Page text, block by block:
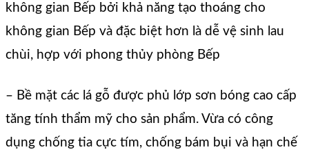
không gian Bếp bởi khả năng tạo thoáng cho
không gian Bếp và đặc biệt hơn là dễ vệ sinh lau
chùi, hợp với phong thủy phòng Bếp
– Bề mặt các lá gỗ được phủ lớp sơn bóng cao cấp
tăng tính thẩm mỹ cho sản phẩm. Vừa có công
dụng chống tia cực tím, chống bám bụi và hạn chế